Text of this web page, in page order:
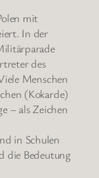
mit
In der
des
Menschen
(Kokarde)
– als Zeichen
in Schulen
die Bedeutung